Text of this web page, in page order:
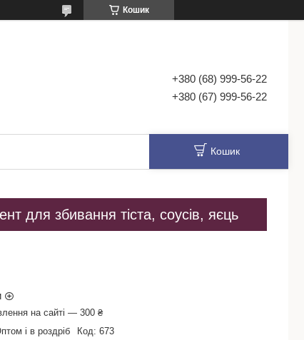
Кошик
+380 (68) 999-56-22
+380 (67) 999-56-22
Кошик
для збивання тіста, соусів, яєць
на сайті — 300 ₴
і в роздріб Код: 673